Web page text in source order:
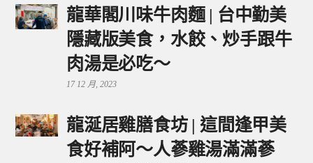
龍華閣川味牛肉麵 | 台中勤美
隱藏版美食，水餃、炒手跟牛
肉湯是必吃～
17 12 月, 2023
龍涎居雞膳食坊 | 這間逢甲美
食好補阿～人蔘雞湯滿滿蔘